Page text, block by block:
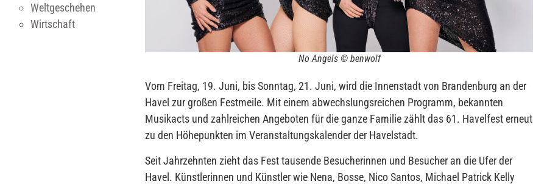
Weltgeschehen
Wirtschaft
No Angels © benwolf
Vom Freitag, 19. Juni, bis Sonntag, 21. Juni, wird die Innenstadt von Brandenburg an der
Havel zur großen Festmeile. Mit einem abwechslungsreichen Programm, bekannten
Musikacts und zahlreichen Angeboten für die ganze Familie zählt das 61. Havelfest erneut
zu den Höhepunkten im Veranstaltungskalender der Havelstadt.
Seit Jahrzehnten zieht das Fest tausende Besucherinnen und Besucher an die Ufer der
Havel. Künstlerinnen und Künstler wie Nena, Bosse, Nico Santos, Michael Patrick Kelly